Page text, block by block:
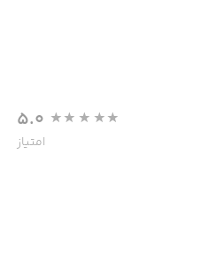
5.0
امتیاز